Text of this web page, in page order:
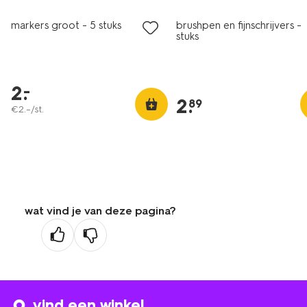
markers groot - 5 stuks
2.
–
€2.–/st.
brushpen en fijnschrijvers -
stuks
2.
89
wat vind je van deze pagina?